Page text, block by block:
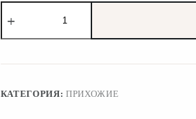
Количество
товара
тест
КАТЕГОРИЯ: ПРИХОЖИЕ